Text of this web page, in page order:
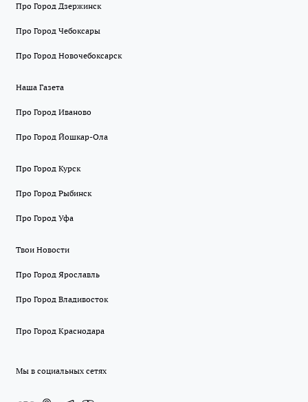
Про Город Дзержинск
Про Город Чебоксары
Про Город Новочебоксарск
Наша Газета
Про Город Иваново
Про Город Йошкар-Ола
Про Город Курск
Про Город Рыбинск
Про Город Уфа
Твои Новости
Про Город Ярославль
Про Город Владивосток
Про Город Краснодара
Мы в социальных сетях